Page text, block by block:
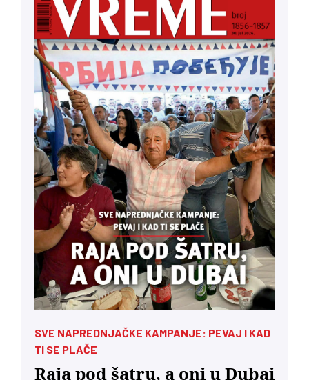
SVE NAPREDNJAČKE KAMPANJE: PEVAJ I KAD
TI SE PLAČE
Raja pod šatru, a oni u Dubai